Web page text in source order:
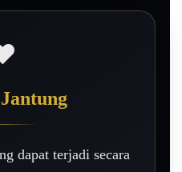
dapat terjadi secara